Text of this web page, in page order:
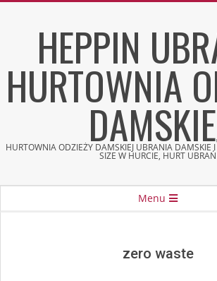
HEPPIN
HURTOWNIA
HURTOWNIA ODZIEŻY DAMSKIEJ UBRANIA DAMSKIE
SIZE W HURCIE, HURT UBRAŃ
Menu
zero waste